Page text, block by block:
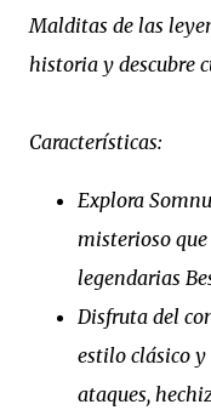
Malditas de las
historia y descubre
Características:
Explora
misterioso
legendarias
Disfruta del
estilo clásico
ataques,